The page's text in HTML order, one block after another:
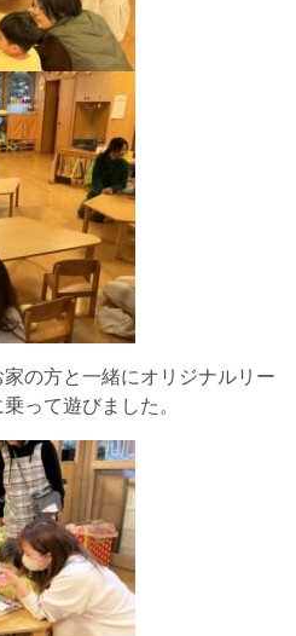
の方と一緒にオリジナルリー
って遊びました。